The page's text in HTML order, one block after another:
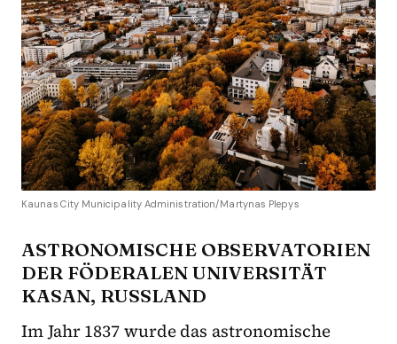
Kaunas City Municipality Administration/Martynas Plepys
ASTRONOMISCHE OBSERVATORIEN
DER FÖDERALEN UNIVERSITÄT
KASAN, RUSSLAND
Im Jahr 1837 wurde das astronomische